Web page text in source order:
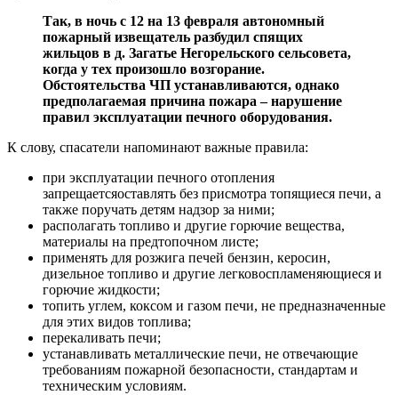
Так, в ночь с 12 на 13 февраля автономный
пожарный извещатель разбудил спящих
жильцов в д. Загатье Негорельского сельсовета,
когда у тех произошло возгорание.
Обстоятельства ЧП устанавливаются, однако
предполагаемая причина пожара – нарушение
правил эксплуатации печного оборудования.
К слову, спасатели напоминают важные правила:
при эксплуатации печного отопления
запрещаетсяоставлять без присмотра топящиеся печи, а
также поручать детям надзор за ними;
располагать топливо и другие горючие вещества,
материалы на предтопочном листе;
применять для розжига печей бензин, керосин,
дизельное топливо и другие легковоспламеняющиеся и
горючие жидкости;
топить углем, коксом и газом печи, не предназначенные
для этих видов топлива;
перекаливать печи;
устанавливать металлические печи, не отвечающие
требованиям пожарной безопасности, стандартам и
техническим условиям.